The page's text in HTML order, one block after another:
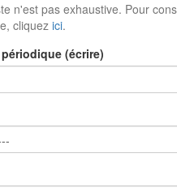
n'est pas exhaustive. Pour
cliquez ici.
(écrire)